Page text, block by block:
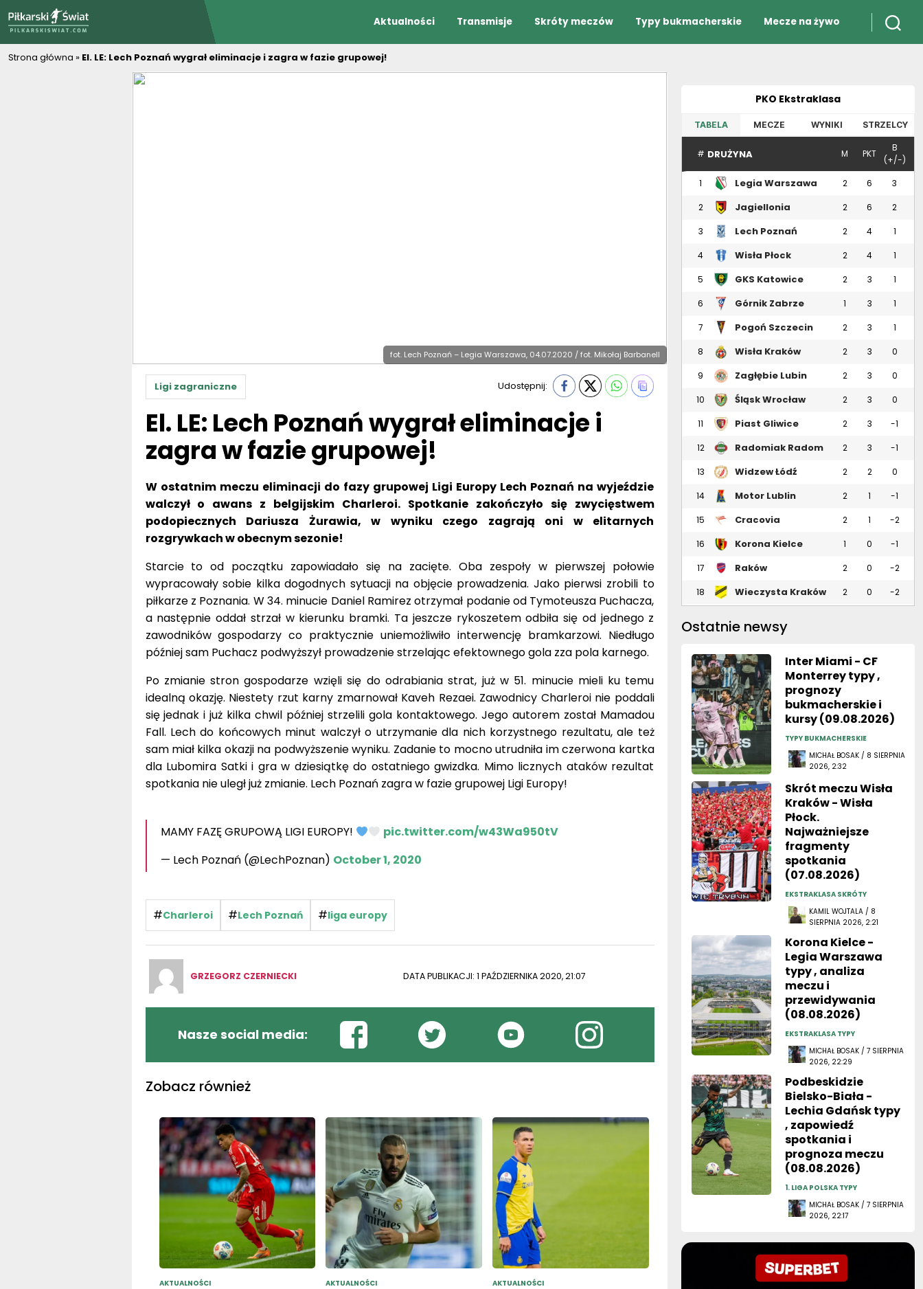
Aktualności Transmisje Skróty meczów Typy bukmacherskie Mecze na żywo
Strona główna » El. LE: Lech Poznań wygrał eliminacje i zagra w fazie grupowej!
fot. Lech Poznań – Legia Warszawa, 04.07.2020 / fot. Mikołaj Barbanell
Ligi zagraniczne Udostępnij:
El. LE: Lech Poznań wygrał eliminacje i
zagra w fazie grupowej!
W ostatnim meczu eliminacji do fazy grupowej Ligi Europy Lech Poznań na wyjeździe
walczył o awans z belgijskim Charleroi. Spotkanie zakończyło się zwycięstwem
podopiecznych Dariusza Żurawia, w wyniku czego zagrają oni w elitarnych
rozgrywkach w obecnym sezonie!
Starcie to od początku zapowiadało się na zacięte. Oba zespoły w pierwszej połowie
wypracowały sobie kilka dogodnych sytuacji na objęcie prowadzenia. Jako pierwsi zrobili to
piłkarze z Poznania. W 34. minucie Daniel Ramirez otrzymał podanie od Tymoteusza Puchacza,
a następnie oddał strzał w kierunku bramki. Ta jeszcze rykoszetem odbiła się od jednego z
zawodników gospodarzy co praktycznie uniemożliwiło interwencję bramkarzowi. Niedługo
później sam Puchacz podwyższył prowadzenie strzelając efektownego gola zza pola karnego.
Po zmianie stron gospodarze wzięli się do odrabiania strat, już w 51. minucie mieli ku temu
idealną okazję. Niestety rzut karny zmarnował Kaveh Rezaei. Zawodnicy Charleroi nie poddali
się jednak i już kilka chwil później strzelili gola kontaktowego. Jego autorem został Mamadou
Fall. Lech do końcowych minut walczył o utrzymanie dla nich korzystnego rezultatu, ale też
sam miał kilka okazji na podwyższenie wyniku. Zadanie to mocno utrudniła im czerwona kartka
dla Lubomira Satki i gra w dziesiątkę do ostatniego gwizdka. Mimo licznych ataków rezultat
spotkania nie uległ już zmianie. Lech Poznań zagra w fazie grupowej Ligi Europy!
MAMY FAZĘ GRUPOWĄ LIGI EUROPY!
pic.twitter.com/w43Wa950tV
— Lech Poznań (@LechPoznan) October 1, 2020
#Charleroi #Lech Poznań #liga europy
GRZEGORZ CZERNIECKI DATA PUBLIKACJI: 1 PAŹDZIERNIKA 2020, 21:07
Nasze social media:
Zobacz również
AKTUALNOŚCI AKTUALNOŚCI AKTUALNOŚCI
PKO Ekstraklasa
TABELA MECZE WYNIKI STRZELCY
# DRUŻYNA M PKT
B
(+/-)
1
Legia Warszawa 2 6 3
2
Jagiellonia
2 6 2
3 Lech Poznań 2 4 1
4 Wisła Płock 2 4 1
5 GKS Katowice 2 3 1
6 Górnik Zabrze 1 3 1
7 Pogoń Szczecin 2 3 1
8 Wisła Kraków 2 3 0
9 Zagłębie Lubin 2 3 0
10 Śląsk Wrocław 2 3 0
11 Piast Gliwice 2 3 -1
12 Radomiak Radom 2 3 -1
13 Widzew Łódź 2 2 0
14 Motor Lublin 2 1 -1
15 Cracovia 2 1 -2
16 Korona Kielce 1 0 -1
17
Raków
2 0 -2
18 Wieczysta Kraków 2 0 -2
Ostatnie newsy
Inter Miami - CF
Monterrey typy ,
prognozy
bukmacherskie i
kursy (09.08.2026)
TYPY BUKMACHERSKIE
MICHAŁ BOSAK / 8 SIERPNIA
2026, 2:32
Skrót meczu Wisła
Kraków - Wisła
Płock.
Najważniejsze
fragmenty
spotkania
(07.08.2026)
EKSTRAKLASA SKRÓTY
KAMIL WOJTALA / 8
SIERPNIA 2026, 2:21
Korona Kielce -
Legia Warszawa
typy , analiza
meczu i
przewidywania
(08.08.2026)
EKSTRAKLASA TYPY
MICHAŁ BOSAK / 7 SIERPNIA
2026, 22:29
Podbeskidzie
Bielsko-Biała -
Lechia Gdańsk typy
, zapowiedź
spotkania i
prognoza meczu
(08.08.2026)
1. LIGA POLSKA TYPY
MICHAŁ BOSAK / 7 SIERPNIA
2026, 22:17